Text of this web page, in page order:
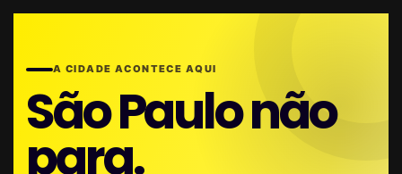
A CIDADE ACONTECE AQUI
São Paulo não
para.